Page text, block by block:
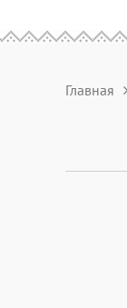
Главная